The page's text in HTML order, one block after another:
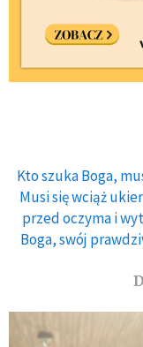
Kto szuka Boga,
Musi się wciąż
przed oczyma i
Boga, swój